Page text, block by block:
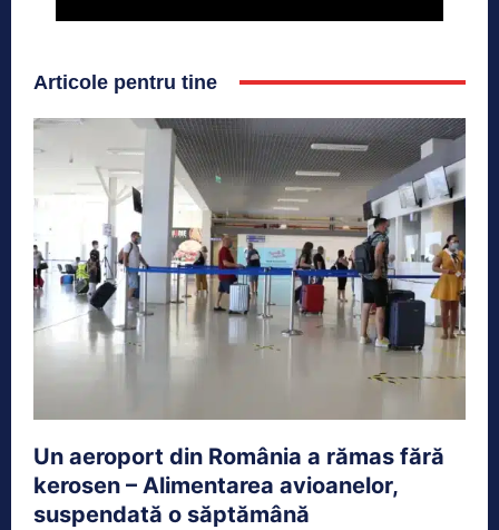
Articole pentru tine
Un aeroport din România a rămas fără
kerosen – Alimentarea avioanelor,
suspendată o săptămână